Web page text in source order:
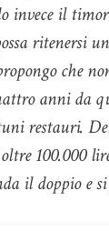
invece il
ritenersi
che
anni da
restauri.
100.000
il doppio e